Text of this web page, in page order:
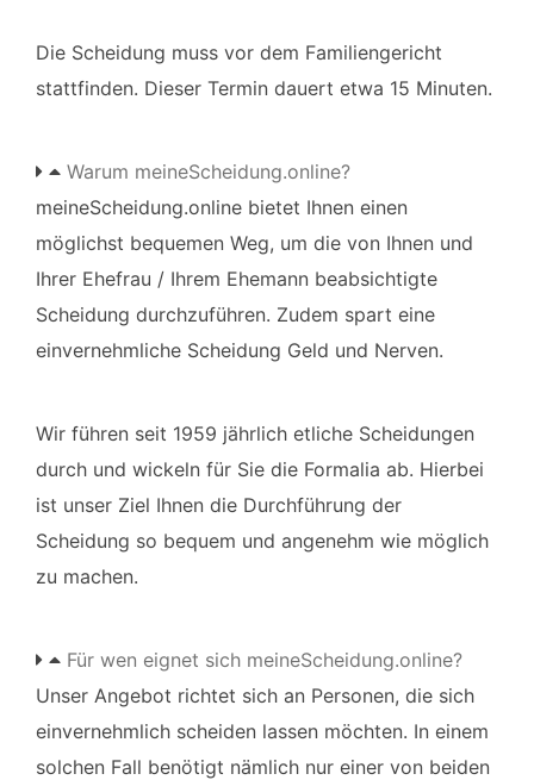
Die Scheidung muss vor dem Familiengericht
stattfinden. Dieser Termin dauert etwa 15 Minuten.
Warum meineScheidung.online?
meineScheidung.online bietet Ihnen einen
möglichst bequemen Weg, um die von Ihnen und
Ihrer Ehefrau / Ihrem Ehemann beabsichtigte
Scheidung durchzuführen. Zudem spart eine
einvernehmliche Scheidung Geld und Nerven.
Wir führen seit 1959 jährlich etliche Scheidungen
durch und wickeln für Sie die Formalia ab. Hierbei
ist unser Ziel Ihnen die Durchführung der
Scheidung so bequem und angenehm wie möglich
zu machen.
Für wen eignet sich meineScheidung.online?
Unser Angebot richtet sich an Personen, die sich
einvernehmlich scheiden lassen möchten. In einem
solchen Fall benötigt nämlich nur einer von beiden